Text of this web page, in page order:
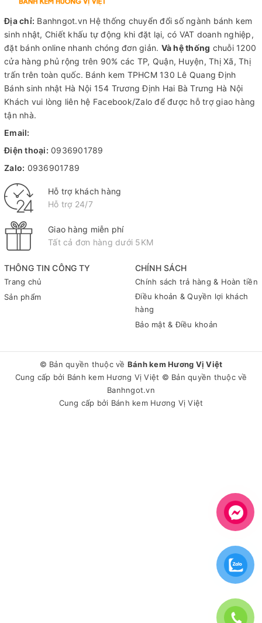
THÔNG TIN CÔNG TY
Trang chủ
Sản phẩm
CHÍNH SÁCH
Chính sách trả hàng & Hoàn tiền
Điều khoản & Quyền lợi khách
hàng
Bảo mật & Điều khoản
Địa chỉ: Banhngot.vn Hệ thống chuyển đổi số ngành bánh kem
sinh nhật, Chiết khấu tự động khi đặt lại, có VAT doanh nghiệp,
đặt bánh online nhanh chóng đơn giản. Và hệ thống chuỗi 1200
cửa hàng phủ rộng trên 90% các TP, Quận, Huyện, Thị Xã, Thị
trấn trên toàn quốc. Bánh kem TPHCM130 Lê Quang Định
Bánh sinh nhật Hà Nội 154 Trương Định Hai Bà Trưng Hà Nội
Khách vui lòng liên hệ Facebook/Zalo để được hỗ trợ giao hàng
tận nhà.
Email:
Điện thoại: 0936901789
Zalo: 0936901789
Hỗ trợ khách hàng
Hỗ trợ 24/7
Giao hàng miễn phí
Tất cả đơn hàng dưới 5KM
© Bản quyền thuộc về Bánh kem Hương Vị Việt
Cung cấp bởi Bánh kem Hương Vị Việt © Bản quyền thuộc về
Banhngot.vn
Cung cấp bởi Bánh kem Hương Vị Việt